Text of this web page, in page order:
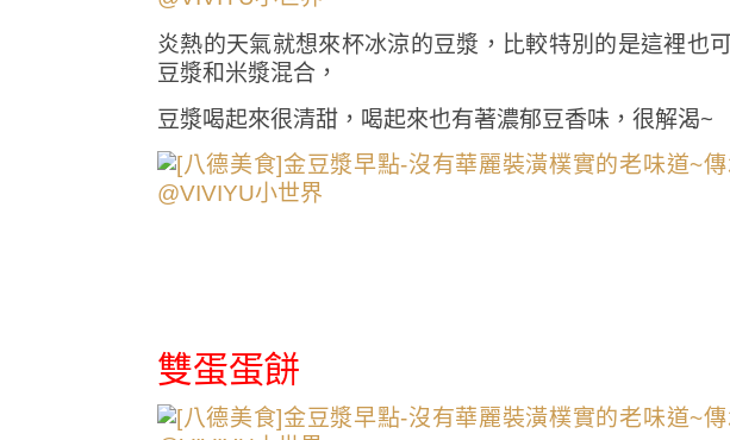
炎熱的天氣就想來杯冰涼的豆漿，比較特別的是這裡也
豆漿和米漿混合，
豆漿喝起來很清甜，喝起來也有著濃郁豆香味，很解渴~
雙蛋蛋餅